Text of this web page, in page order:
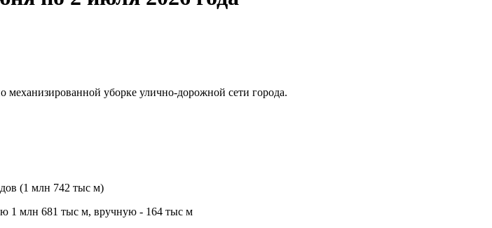
уборке улично-дорожной сети города.
(1 млн 742 тыс м)
1 млн 681 тыс м, вручную - 164 тыс м